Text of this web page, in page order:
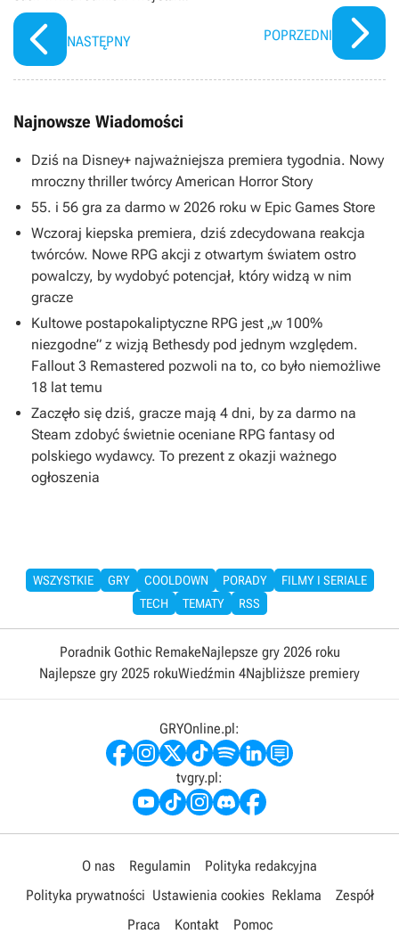
telewizor
NASTĘPNY POPRZEDNI
Najnowsze Wiadomości
Dziś na Disney+ najważniejsza premiera tygodnia. Nowy
mroczny thriller twórcy American Horror Story
55. i 56 gra za darmo w 2026 roku w Epic Games Store
Wczoraj kiepska premiera, dziś zdecydowana reakcja
twórców. Nowe RPG akcji z otwartym światem ostro
powalczy, by wydobyć potencjał, który widzą w nim
gracze
Kultowe postapokaliptyczne RPG jest „w 100%
niezgodne” z wizją Bethesdy pod jednym względem.
Fallout 3 Remastered pozwoli na to, co było niemożliwe
18 lat temu
Zaczęło się dziś, gracze mają 4 dni, by za darmo na
Steam zdobyć świetnie oceniane RPG fantasy od
polskiego wydawcy. To prezent z okazji ważnego
ogłoszenia
WSZYSTKIE GRY COOLDOWN PORADY
FILMY I SERIALE
TECH
TEMATY RSS
Poradnik Gothic RemakeNajlepsze gry 2026 roku
Najlepsze gry 2025 rokuWiedźmin 4Najbliższe premiery
GRYOnline.pl:
tvgry.pl:
O nas Regulamin
Polityka redakcyjna
Polityka prywatności Ustawienia cookies Reklama
Zespół
Praca
Kontakt Pomoc